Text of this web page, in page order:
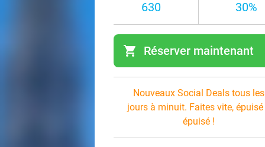
630
30%
shopping_cart Réserver maintenant
Nouveaux Social Deals tous les
jours à minuit. Faites vite, épuisé
épuisé !